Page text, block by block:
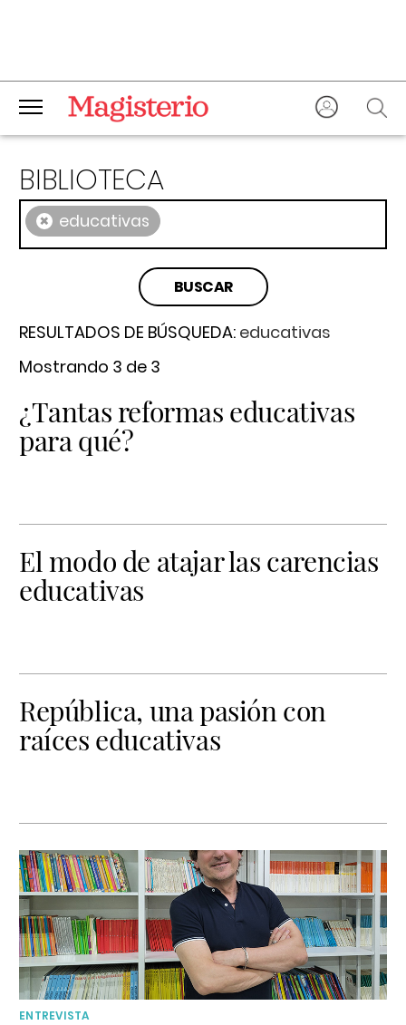
BIBLIOTECA
× educativas
RESULTADOS DE BÚSQUEDA: educativas
Mostrando 3 de 3
¿Tantas reformas educativas
para qué?
El modo de atajar las carencias
educativas
República, una pasión con
raíces educativas
ENTREVISTA